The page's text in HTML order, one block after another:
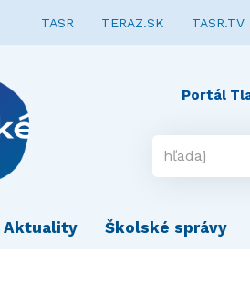
TASR TERAZ.SK TASR.TV
Portál
Aktuality Školské správy